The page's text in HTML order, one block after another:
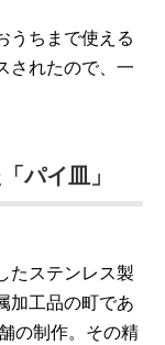
うちまで使える
されたので、一
パイ皿」
たステンレス製
加工品の町であ
の制作。その精